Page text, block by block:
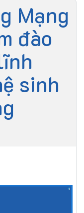
Mạng
đào
sinh